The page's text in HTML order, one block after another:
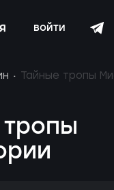
войти
Тайные тропы